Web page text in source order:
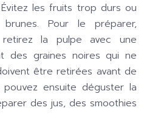
les fruits trop durs ou
Pour le préparer,
la pulpe avec une
des graines noires qui ne
être retirées avant de
ensuite déguster la
des jus, des smoothies